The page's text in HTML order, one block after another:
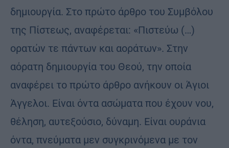
δημιουργία. Στο πρώτο άρθρο του Συμβόλου
της Πίστεως, αναφέρεται: «Πιστεύω (…)
ορατών τε πάντων και αοράτων». Στην
αόρατη δημιουργία του Θεού, την οποία
αναφέρει το πρώτο άρθρο ανήκουν οι Άγιοι
Άγγελοι. Είναι όντα ασώματα που έχουν νου,
θέληση, αυτεξούσιο, δύναμη. Είναι ουράνια
όντα, πνεύματα μεν συγκρινόμενα με τον